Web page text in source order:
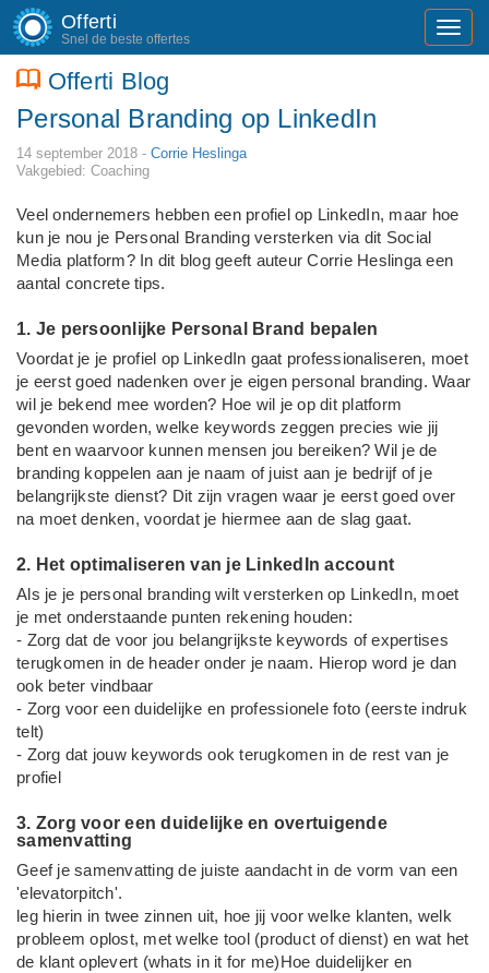
Offerti
Snel de beste offertes
Offerti Blog
Personal Branding op LinkedIn
14 september 2018 - Corrie Heslinga
Vakgebied: Coaching
Veel ondernemers hebben een profiel op LinkedIn, maar hoe
kun je nou je Personal Branding versterken via dit Social
Media platform? In dit blog geeft auteur Corrie Heslinga een
aantal concrete tips.
1. Je persoonlijke Personal Brand bepalen
Voordat je je profiel op LinkedIn gaat professionaliseren, moet
je eerst goed nadenken over je eigen personal branding. Waar
wil je bekend mee worden? Hoe wil je op dit platform
gevonden worden, welke keywords zeggen precies wie jij
bent en waarvoor kunnen mensen jou bereiken? Wil je de
branding koppelen aan je naam of juist aan je bedrijf of je
belangrijkste dienst? Dit zijn vragen waar je eerst goed over
na moet denken, voordat je hiermee aan de slag gaat.
2. Het optimaliseren van je LinkedIn account
Als je je personal branding wilt versterken op LinkedIn, moet
je met onderstaande punten rekening houden:
- Zorg dat de voor jou belangrijkste keywords of expertises
terugkomen in de header onder je naam. Hierop word je dan
ook beter vindbaar
- Zorg voor een duidelijke en professionele foto (eerste indruk
telt)
- Zorg dat jouw keywords ook terugkomen in de rest van je
profiel
3. Zorg voor een duidelijke en overtuigende
samenvatting
Geef je samenvatting de juiste aandacht in de vorm van een
'elevatorpitch'.
leg hierin in twee zinnen uit, hoe jij voor welke klanten, welk
probleem oplost, met welke tool (product of dienst) en wat het
de klant oplevert (whats in it for me)Hoe duidelijker en